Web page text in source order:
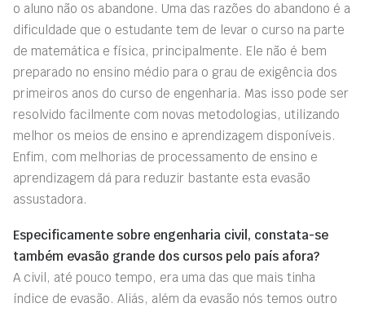
o aluno não os abandone. Uma das razões do abandono é a
dificuldade que o estudante tem de levar o curso na parte
de matemática e física, principalmente. Ele não é bem
preparado no ensino médio para o grau de exigência dos
primeiros anos do curso de engenharia. Mas isso pode ser
resolvido facilmente com novas metodologias, utilizando
melhor os meios de ensino e aprendizagem disponíveis.
Enfim, com melhorias de processamento de ensino e
aprendizagem dá para reduzir bastante esta evasão
assustadora.
Especificamente sobre engenharia civil, constata-se
também evasão grande dos cursos pelo país afora?
A civil, até pouco tempo, era uma das que mais tinha
índice de evasão. Aliás, além da evasão nós temos outro